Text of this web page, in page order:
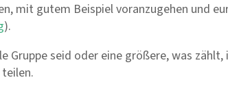
mit gutem Beispiel voranzugehen und
).
Gruppeseid oder eine größere, was